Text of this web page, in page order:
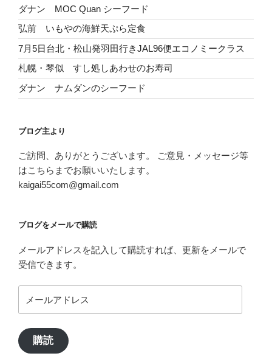
ダナン MOC Quan シーフード
弘前 いもやの海鮮天ぷら定食
7月5日台北・松山発羽田行きJAL96便エコノミークラス
札幌・琴似 すし処しあわせのお寿司
ダナン ナムダンのシーフード
ブログ主より
ご訪問、ありがとうございます。 ご意見・メッセージ等
はこちらまでお願いいたします。
kaigai55com@gmail.com
ブログをメールで購読
メールアドレスを記入して購読すれば、更新をメールで
受信できます。
ー
ア
ド
購読